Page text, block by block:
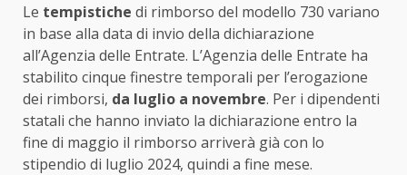
Le tempistiche di rimborso del modello 730 variano
in base alla data di invio della dichiarazione
all’Agenzia delle Entrate. L’Agenzia delle Entrate ha
stabilito cinque finestre temporali per l’erogazione
dei rimborsi, da luglio a novembre. Per i dipendenti
statali che hanno inviato la dichiarazione entro la
fine di maggio il rimborso arriverà già con lo
stipendio di luglio 2024, quindi a fine mese.